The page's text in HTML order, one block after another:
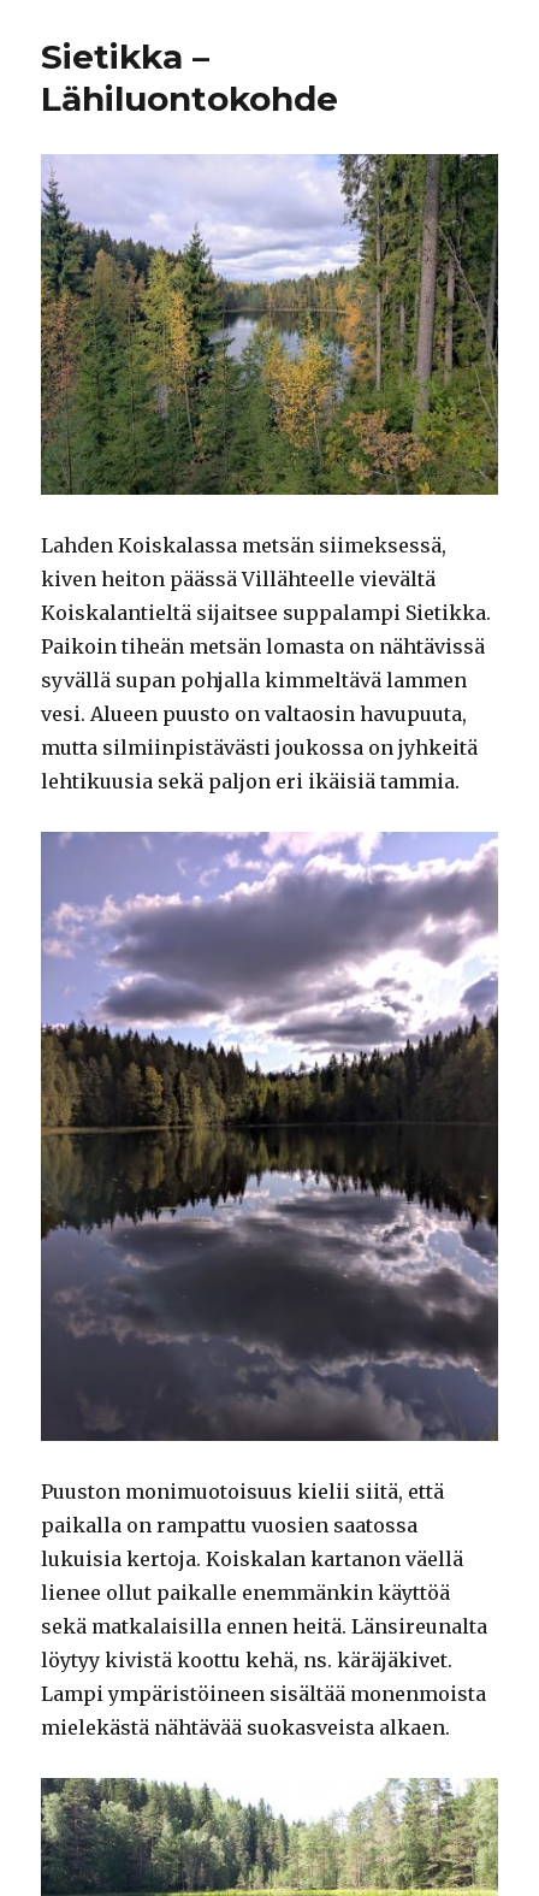
Sietikka –
Lähiluontokohde
Lahden Koiskalassa metsän siimeksessä,
kiven heiton päässä Villähteelle vievältä
Koiskalantieltä sijaitsee suppalampi Sietikka.
Paikoin tiheän metsän lomasta on nähtävissä
syvällä supan pohjalla kimmeltävä lammen
vesi. Alueen puusto on valtaosin havupuuta,
mutta silmiinpistävästi joukossa on jyhkeitä
lehtikuusia sekä paljon eri ikäisiä tammia.
Puuston monimuotoisuus kielii siitä, että
paikalla on rampattu vuosien saatossa
lukuisia kertoja. Koiskalan kartanon väellä
lienee ollut paikalle enemmänkin käyttöä
sekä matkalaisilla ennen heitä. Länsireunalta
löytyy kivistä koottu kehä, ns. käräjäkivet.
Lampi ympäristöineen sisältää monenmoista
mielekästä nähtävää suokasveista alkaen.